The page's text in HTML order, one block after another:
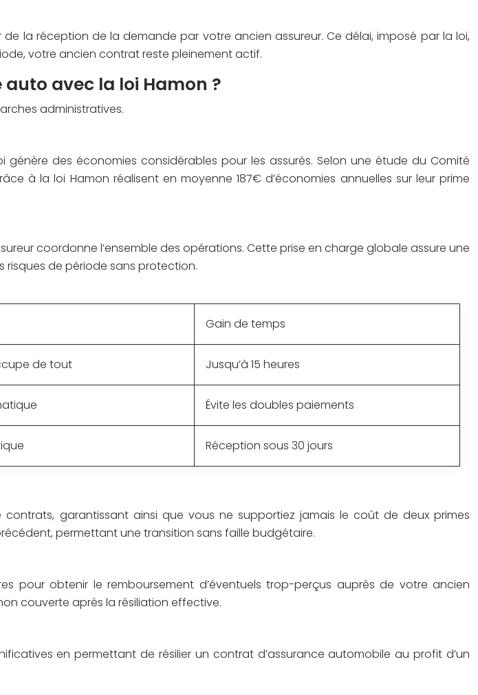
la réception de la demande par votre ancien assureur. Ce délai, imposé par la loi,
votre ancien contrat reste pleinement actif.
avec la loi Hamon ?
administratives.
des économies considérables pour les assurés. Selon une étude du Comité
à la loi Hamon réalisent en moyenne 187€ d’économies annuelles sur leur prime
coordonne l’ensemble des opérations. Cette prise en charge globale assure une
risques de période sans protection.
Gain de temps
de tout Jusqu’à 15 heures
Évite les doubles paiements
Réception sous 30 jours
garantissant ainsi que vous ne supportiez jamais le coût de deux primes
permettant une transition sans faille budgétaire.
pour obtenir le remboursement d’éventuels trop-perçus auprès de votre ancien
couverte après la résiliation effective.
en permettant de résilier un contrat d’assurance automobile au profit d’un